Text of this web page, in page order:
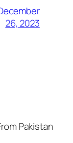
26, 2023
Pakistan